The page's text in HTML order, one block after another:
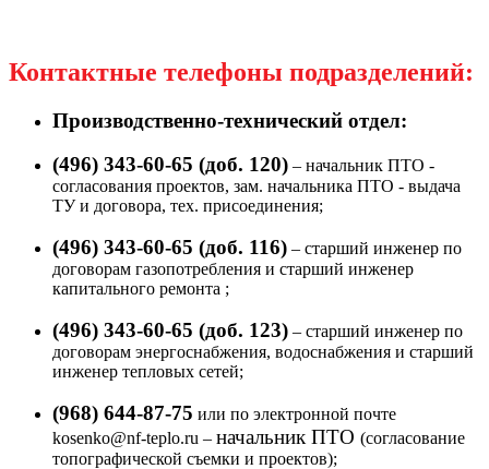
Контактные телефоны подразделений:
Производственно-технический отдел:
(496) 343-60-65 (доб. 120) – начальник ПТО -
согласования проектов, зам. начальника ПТО - выдача
ТУ и договора, тех. присоединения;
(496) 343-60-65 (доб. 116) – старший инженер по
договорам газопотребления и старший инженер
капитального ремонта ;
(496) 343-60-65 (доб. 123) – старший инженер по
договорам энергоснабжения, водоснабжения и старший
инженер тепловых сетей;
(968) 644-87-75 или по электронной почте
kosenko@nf-teplo.ru – начальник ПТО (согласование
топографической съемки и проектов);